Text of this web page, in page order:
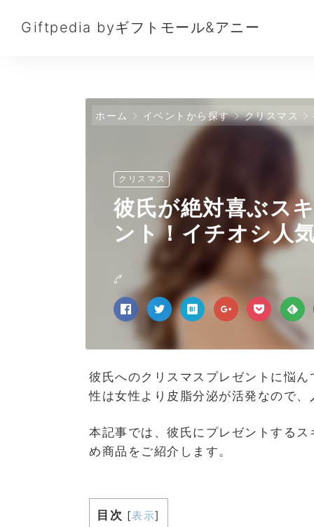
Giftpedia byギフトモール&アニー
ホーム イベントから探す クリスマス
クリスマス
彼氏が絶対喜ぶス
ント！イチオシ人
彼氏へのクリスマスプレゼントに悩
性は女性より皮脂分泌が活発なので
本記事では、彼氏にプレゼントする
め商品をご紹介します。
目次 [表示]